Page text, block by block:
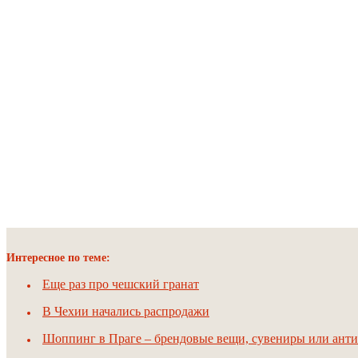
Интересное по теме:
Еще раз про чешский гранат
В Чехии начались распродажи
Шоппинг в Праге – брендовые вещи, сувениры или